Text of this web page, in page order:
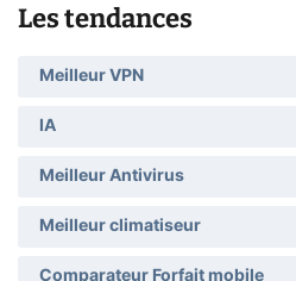
Les tendances
Meilleur VPN
IA
Meilleur Antivirus
Meilleur climatiseur
Comparateur Forfait mobile